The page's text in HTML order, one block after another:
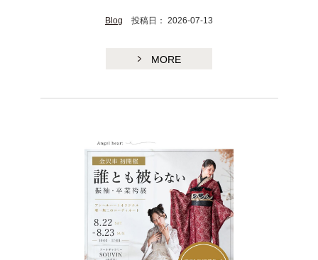
Blog 投稿日： 2026-07-13
MORE